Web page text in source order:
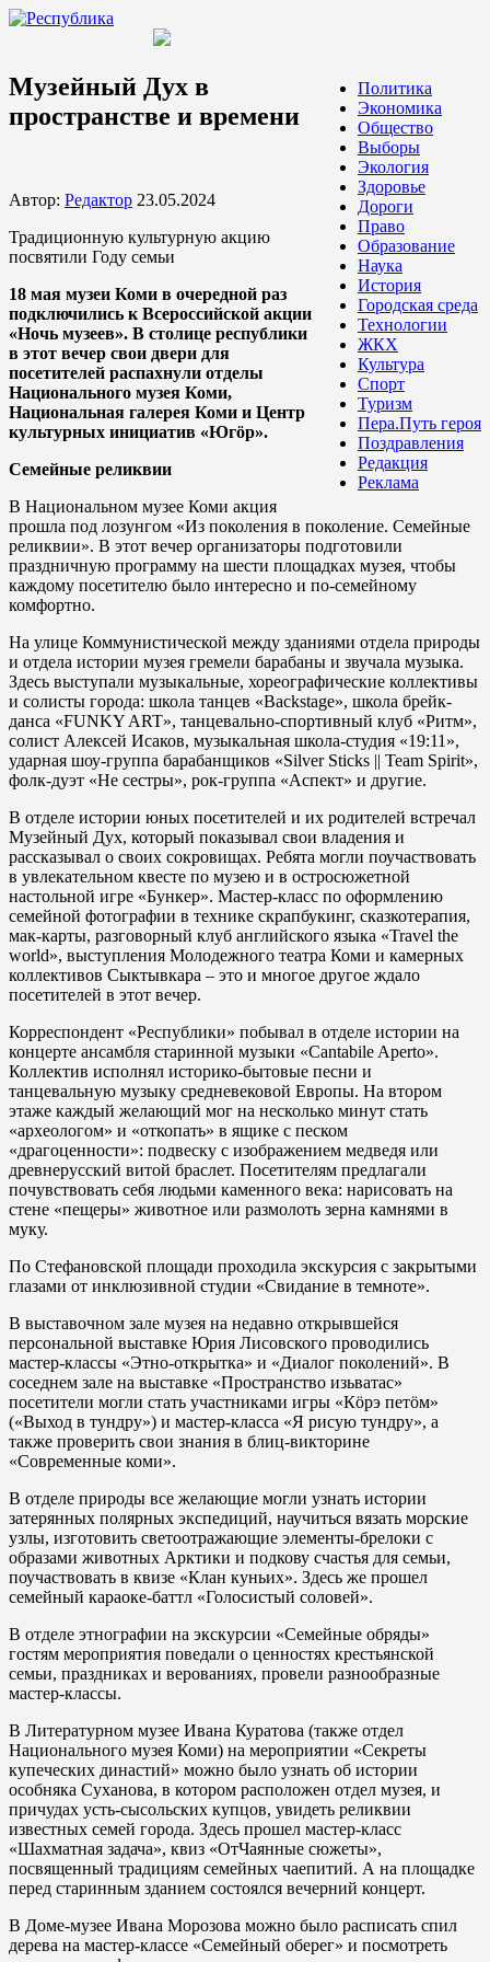
Политика
Экономика
Общество
Выборы
Экология
Здоровье
Дороги
Право
Образование
Наука
История
Городская среда
Технологии
ЖКХ
Культура
Спорт
Туризм
Пера.Путь героя
Поздравления
Редакция
Реклама
Музейный Дух в
пространстве и времени
Автор: Редактор 23.05.2024
Традиционную культурную акцию
посвятили Году семьи
18 мая музеи Коми в очередной раз
подключились к Всероссийской акции
«Ночь музеев». В столице республики
в этот вечер свои двери для
посетителей распахнули отделы
Национального музея Коми,
Национальная галерея Коми и Центр
культурных инициатив «Югöр».
Семейные реликвии
В Национальном музее Коми акция
прошла под лозунгом «Из поколения в поколение. Семейные
реликвии». В этот вечер организаторы подготовили
праздничную программу на шести площадках музея, чтобы
каждому посетителю было интересно и по-семейному
комфортно.
На улице Коммунистической между зданиями отдела природы
и отдела истории музея гремели барабаны и звучала музыка.
Здесь выступали музыкальные, хореографические коллективы
и солисты города: школа танцев «Backstage», школа брейк-
данса «FUNKY ART», танцевально-спортивный клуб «Ритм»,
солист Алексей Исаков, музыкальная школа-студия «19:11»,
ударная шоу-группа барабанщиков «Silver Sticks || Team Spirit»,
фолк-дуэт «Не сестры», рок-группа «Аспект» и другие.
В отделе истории юных посетителей и их родителей встречал
Музейный Дух, который показывал свои владения и
рассказывал о своих сокровищах. Ребята могли поучаствовать
в увлекательном квесте по музею и в остросюжетной
настольной игре «Бункер». Мастер-класс по оформлению
семейной фотографии в технике скрапбукинг, сказкотерапия,
мак-карты, разговорный клуб английского языка «Travel the
world», выступления Молодежного театра Коми и камерных
коллективов Сыктывкара – это и многое другое ждало
посетителей в этот вечер.
Корреспондент «Республики» побывал в отделе истории на
концерте ансамбля старинной музыки «Cantabile Aperto».
Коллектив исполнял историко-бытовые песни и
танцевальную музыку средневековой Европы. На втором
этаже каждый желающий мог на несколько минут стать
«археологом» и «откопать» в ящике с песком
«драгоценности»: подвеску с изображением медведя или
древнерусский витой браслет. Посетителям предлагали
почувствовать себя людьми каменного века: нарисовать на
стене «пещеры» животное или размолоть зерна камнями в
муку.
По Стефановской площади проходила экскурсия с закрытыми
глазами от инклюзивной студии «Свидание в темноте».
В выставочном зале музея на недавно открывшейся
персональной выставке Юрия Лисовского проводились
мастер-классы «Этно-открытка» и «Диалог поколений». В
соседнем зале на выставке «Пространство изьватас»
посетители могли стать участниками игры «Кöрэ петöм»
(«Выход в тундру») и мастер-класса «Я рисую тундру», а
также проверить свои знания в блиц-викторине
«Современные коми».
В отделе природы все желающие могли узнать истории
затерянных полярных экспедиций, научиться вязать морские
узлы, изготовить светоотражающие элементы-брелоки с
образами животных Арктики и подкову счастья для семьи,
поучаствовать в квизе «Клан куньих». Здесь же прошел
семейный караоке-баттл «Голосистый соловей».
В отделе этнографии на экскурсии «Семейные обряды»
гостям мероприятия поведали о ценностях крестьянской
семьи, праздниках и верованиях, провели разнообразные
мастер-классы.
В Литературном музее Ивана Куратова (также отдел
Национального музея Коми) на мероприятии «Секреты
купеческих династий» можно было узнать об истории
особняка Суханова, в котором расположен отдел музея, и
причудах усть-сысольских купцов, увидеть реликвии
известных семей города. Здесь прошел мастер-класс
«Шахматная задача», квиз «ОтЧаянные сюжеты»,
посвященный традициям семейных чаепитий. А на площадке
перед старинным зданием состоялся вечерний концерт.
В Доме-музее Ивана Морозова можно было расписать спил
дерева на мастер-классе «Семейный оберег» и посмотреть